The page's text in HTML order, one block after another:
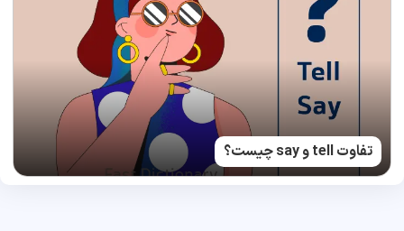
تفاوت tell و say چیست؟